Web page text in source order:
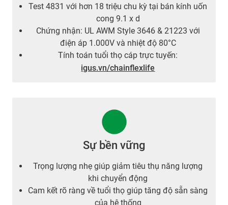
Test 4831 với hơn 18 triệu chu kỳ tại bán kính uốn
cong 9.1 x d
Chứng nhận: UL AWM Style 3646 & 21223 với
điện áp 1.000V và nhiệt độ 80°C
Tính toán tuổi thọ cáp trực tuyến:
igus.vn/chainflexlife
Sự bền vững
Trọng lượng nhẹ giúp giảm tiêu thụ năng lượng
khi chuyển động
Cam kết rõ ràng về tuổi thọ giúp tăng độ sẵn sàng
của hệ thống